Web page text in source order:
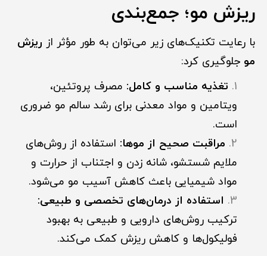
ریزش مو؛ جمع‌بندی
با رعایت تکنیک‌های زیر می‌توان به طور مؤثر از ریزش
مو جلوگیری کرد:
تغذیه مناسب و کامل: مصرف پروتئین،
ویتامین و مواد معدنی برای رشد سالم مو ضروری
است.
مراقبت صحیح از موها: استفاده از روش‌های
ملایم شستشو، شانه زدن و اجتناب از حرارت و
مواد شیمیایی باعث کاهش آسیب مو می‌شود.
استفاده از درمان‌های تخصصی و طبیعی:
ترکیب روش‌های دارویی و طبیعی به بهبود
فولیکول‌ها و کاهش ریزش کمک می‌کند.